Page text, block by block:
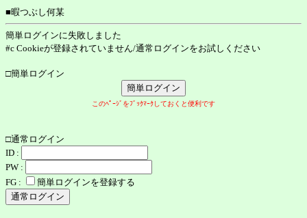
■暇つぶし何某
簡単ログインに失敗しました
#c Cookieが登録されていません/通常ログインをお試しください
□簡単ログイン
このﾍﾟｰｼﾞをﾌﾞｯｸﾏｰｸしておくと便利です
□通常ログイン
ID :
PW :
FG :
簡単ログインを登録する